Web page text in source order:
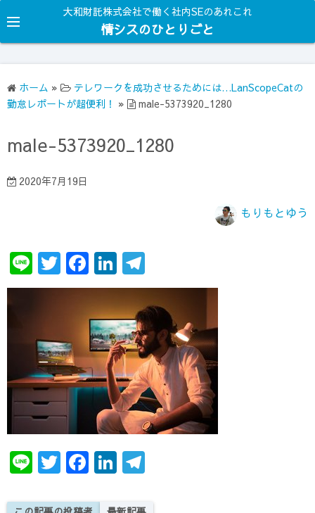
ン
テ
ン
ツ
へ
ッ
プ
大和財託株式会社で働く社内SEのあれこれ
情シスのひとりごと
ホーム »
テレワークを成功させるためには…LanScopeCatの
勤怠レポートが超便利！ » male-5373920_1280
male-5373920_1280
2020年7月19日
もりもとゆう
Li
n
T
w
it
te
r
F
a
c
e
b
o
o
k
Li
n
k
e
dI
n
el
e
gr
a
m
Li
n
T
w
F
a
Li
n